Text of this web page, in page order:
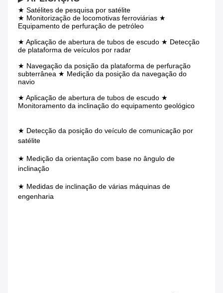
★ Satélites de pesquisa por satélite
★ Monitorização de locomotivas ferroviárias ★
Equipamento de perfuração de petróleo
★ Aplicação de abertura de tubos de escudo ★ Detecção
de plataforma de veículos por radar
★ Navegação da posição da plataforma de perfuração
subterrânea ★ Medição da posição da navegação do
navio
★ Aplicação de abertura de tubos de escudo ★
Monitoramento da inclinação do equipamento geológico
★ Detecção da posição do veículo de comunicação por
satélite
★ Medição da orientação com base no ângulo de
inclinação
★ Medidas de inclinação de várias máquinas de
engenharia